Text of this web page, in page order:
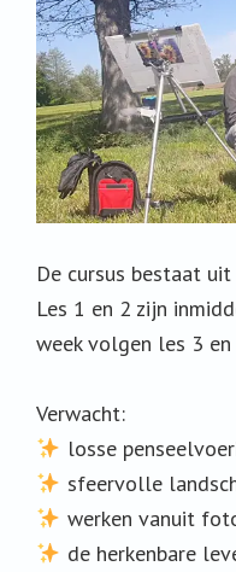
De cursus bestaat
Les 1 en 2 zijn
week volgen les 3 en
Verwacht:
losse
sfeervolle
werken vanuit
de herkenbare